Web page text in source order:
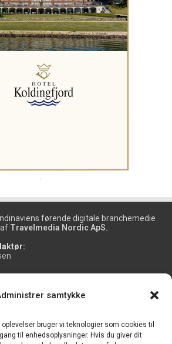
samtykke
bruger vi teknologier som cookies til
til enhedsoplysninger. Hvis du giver dit
.
førende digitale branchemedie
Travelmedia Nordic ApS.